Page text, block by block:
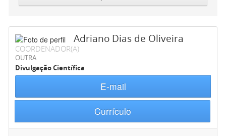
Adriano Dias de Oliveira
COORDENADOR(A)
OUTRA
Divulgação Científica
E-mail
Currículo